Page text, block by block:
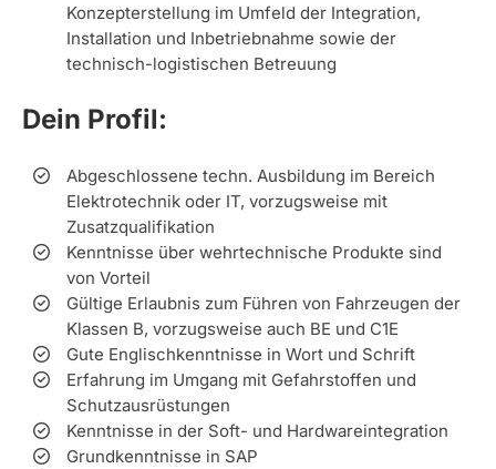
Konzepterstellung im Umfeld der Integration,
Installation und Inbetriebnahme sowie der
technisch-logistischen Betreuung
Dein Profil:
Abgeschlossene techn. Ausbildung im Bereich
Elektrotechnik oder IT, vorzugsweise mit
Zusatzqualifikation
Kenntnisse über wehrtechnische Produkte sind
von Vorteil
Gültige Erlaubnis zum Führen von Fahrzeugen der
Klassen B, vorzugsweise auch BE und C1E
Gute Englischkenntnisse in Wort und Schrift
Erfahrung im Umgang mit Gefahrstoffen und
Schutzausrüstungen
Kenntnisse in der Soft- und Hardwareintegration
Grundkenntnisse in SAP